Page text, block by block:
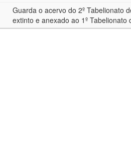
Guarda o acervo do 2º Tabelionato
extinto e anexado ao 1º Tabelionato